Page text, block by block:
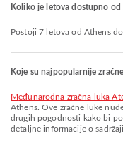
Koliko je letova dostupno od
Postoji 7 letova od Athens
Koje su najpopularnije
Međunarodna zračna luka
Athens. Ove zračne luke
drugih pogodnosti kako bi
detaljne informacije o